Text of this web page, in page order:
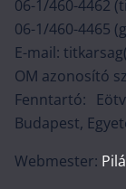
06-1/460-4462
06-1/460-4465
E-mail:
OM azonosító
Fenntartó:
Budapest,
Webmester: